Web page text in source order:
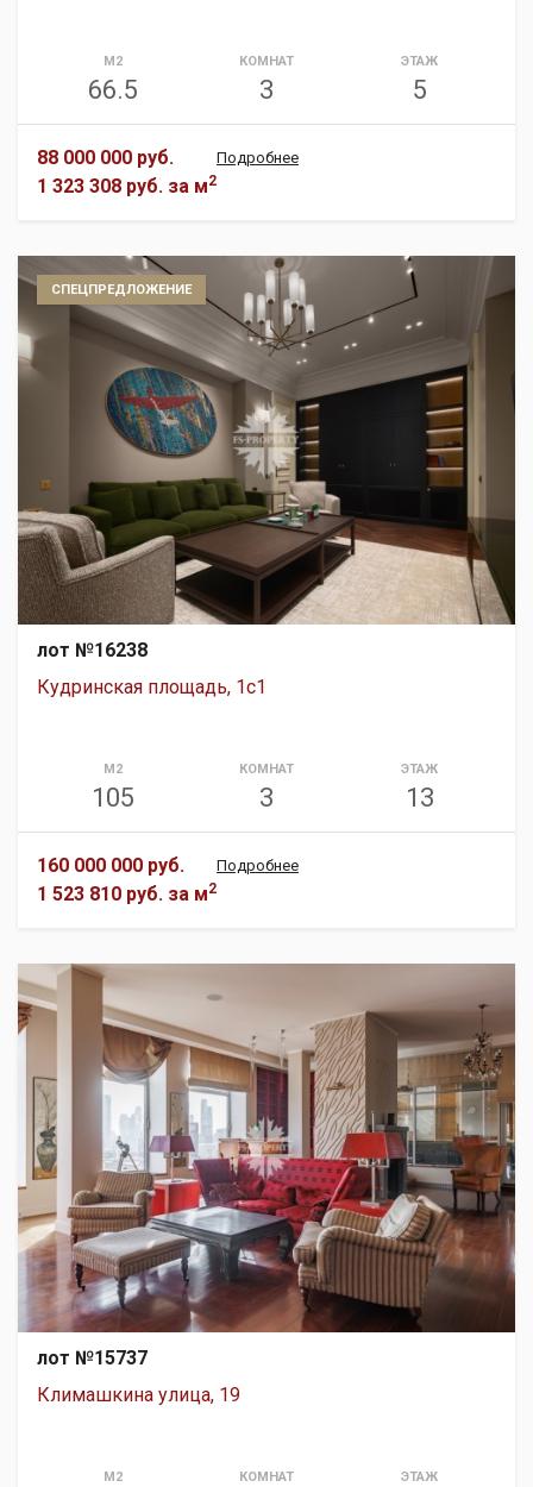
М2
66.5
КОМНАТ
3
ЭТАЖ
5
88 000 000 руб.
1 323 308 руб. за м2
Подробнее
СПЕЦПРЕДЛОЖЕНИЕ
лот №16238
Кудринская площадь, 1с1
М2
105
КОМНАТ
3
ЭТАЖ
13
160 000 000 руб.
1 523 810 руб. за м2
Подробнее
лот №15737
Климашкина улица, 19
М2 КОМНАТ ЭТАЖ